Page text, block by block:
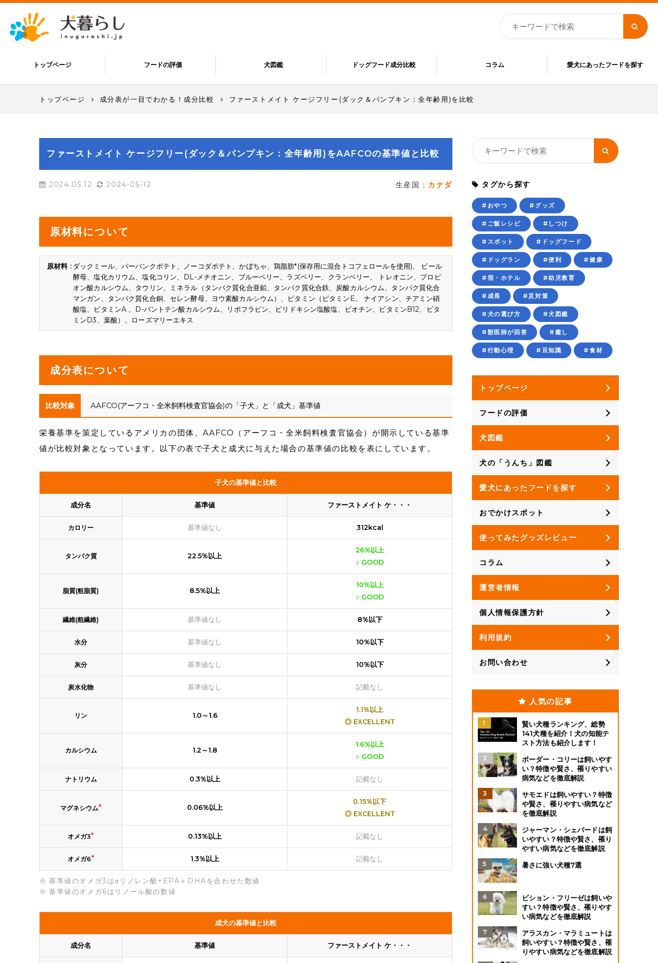
トップページ フードの評価 犬図鑑 ドッグフード成分比較 コラム 愛犬にあったフードを探す
トップページ 成分表が一目でわかる！成分比較 ファーストメイト ケージフリー(ダック＆パンプキン：全年齢用)を比較
ファーストメイト ケージフリー(ダック＆パンプキン：全年齢用)をAAFCOの基準値と比較
2024.05.12 2024-05-12 生産国： カナダ
原材料について
ダックミール、パーバンクポテト、ノーコダポテト、かぼちゃ、鶏脂肪*(保存用に混合トコフェロールを使用)、 ビール
酵母、塩化カリウム、塩化コリン、DL-メチオニン、ブルーベリー、ラズベリー、クランベリー、 トレオニン、プロピ
オン酸カルシウム、タウリン、ミネラル（タンパク質化合亜鉛、タンパク質化合鉄、炭酸カルシウム、タンパク質化合
マンガン、タンパク質化合銅、セレン酵母、ヨウ素酸カルシウム）、ビタミン（ビタミンE、 ナイアシン、チアミン硝
酸塩、ビタミンA 、D-パントテン酸カルシウム、リボフラビン、ピリドキシン塩酸塩、ビオチン、ビタミンB12、ビタ
ミンD3、葉酸）、ローズマリーエキス
成分表について
比較対象 AAFCO(アーフコ・全米飼料検査官協会)の「子犬」と「成犬」基準値
栄養基準を策定しているアメリカの団体、AAFCO（アーフコ・全米飼料検査官協会）が開示している基準
値が比較対象となっています。以下の表で子犬と成犬に与えた場合の基準値の比較を表にしています。
子犬の基準値と比較
成分名 基準値 ファーストメイト ケ・・・
カロリー 基準値なし 312kcal
タンパク質 22.5%以上
26%以上
○ GOOD
脂質(粗脂質) 8.5%以上
10%以上
○ GOOD
繊維(粗繊維) 基準値なし 8%以下
水分 基準値なし 10%以下
灰分 基準値なし 10%以下
炭水化物 基準値なし 記載なし
リン 1.0～1.6
1.1%以上
◎ EXCELLENT
カルシウム 1.2～1.8
1.6%以上
○ GOOD
ナトリウム 0.3%以上 記載なし
マグネシウム* 0.06%以上
0.15%以下
◎ EXCELLENT
オメガ3* 0.13%以上 記載なし
オメガ6* 1.3%以上 記載なし
基準値のオメガ3はαリノレン酸+EPA＋DHAを合わせた数値
基準値のオメガ6はリノール酸の数値
成犬の基準値と比較
成分名 基準値 ファーストメイト ケ・・・
タグから探す
#おやつ #グッズ
#ご飯レシピ #しつけ
#スポット #ドッグフード
#ドッグラン #便利 #健康
#宿・ホテル #幼児教育
#成長 #災対策
#犬の選び方 #犬図鑑
#獣医師が回答 #癒し
#行動心理 #豆知識 #食材
トップページ
フードの評価
犬図鑑
犬の「うんち」図鑑
愛犬にあったフードを探す
おでかけスポット
使ってみたグッズレビュー
コラム
運営者情報
個人情報保護方針
利用規約
お問い合わせ
人気の記事
賢い犬種ランキング、総勢
141犬種を紹介！犬の知能テ
スト方法も紹介します！
ボーダー・コリーは飼いやす
い？特徴や賢さ、罹りやすい
病気などを徹底解説
サモエドは飼いやすい？特徴
や賢さ、罹りやすい病気など
を徹底解説
ジャーマン・シェパードは飼
いやすい？特徴や賢さ、罹り
やすい病気などを徹底解説
暑さに強い犬種7選
ビション・フリーゼは飼いや
すい？特徴や賢さ、罹りやす
い病気などを徹底解説
アラスカン・マラミュートは
飼いやすい？特徴や賢さ、罹
りやすい病気などを徹底解説